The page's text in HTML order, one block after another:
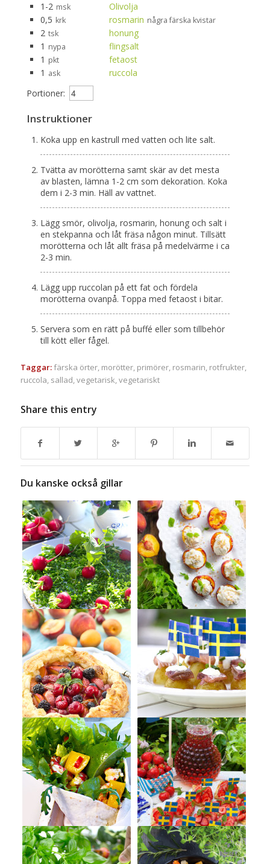
1-2 msk
Olivolja
0,5 krk rosmarin några färska kvistar
2 tsk
honung
1 nypa
flingsalt
1 pkt
fetaost
1 ask
ruccola
Portioner:
Instruktioner
Koka upp en kastrull med vatten och lite salt.
Tvätta av morötterna samt skär av det mesta
av blasten, lämna 1-2 cm som dekoration. Koka
dem i 2-3 min. Häll av vattnet.
Lägg smör, olivolja, rosmarin, honung och salt i
en stekpanna och låt fräsa någon minut. Tillsätt
morötterna och låt allt fräsa på medelvärme i ca
2-3 min.
Lägg upp ruccolan på ett fat och fördela
morötterna ovanpå. Toppa med fetaost i bitar.
Servera som en rätt på buffé eller som tillbehör
till kött eller fågel.
Taggar:färska örter, morötter, primörer, rosmarin, rotfrukter,
ruccola, sallad,vegetarisk,vegetariskt
Share this entry
Du kanske också gillar